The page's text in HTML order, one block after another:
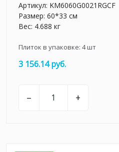
Артикул: KM6060G0021RGCF
Размер: 60*33 см
Вес: 4.688 кг
Плиток в упаковке: 4шт
3 156.14 руб.
– +